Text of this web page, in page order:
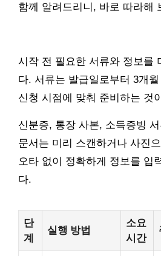
함께 알려드리니, 바로 따라해
시작 전 필요한 서류와 정보를
다. 서류는 발급일로부터 3개
신청 시점에 맞춰 준비하는 것
신분증, 통장 사본, 소득증빙
문서는 미리 스캔하거나 사진
오타 없이 정확하게 정보를 입
다.
단
계
실행 방법
소요
시간